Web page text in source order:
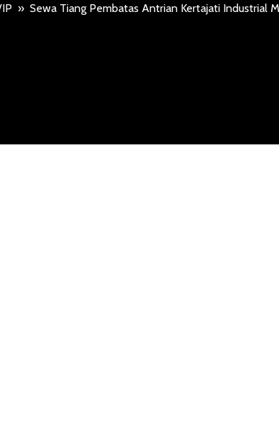
» Sewa Tiang Pembatas Antrian Kertajati Industrial